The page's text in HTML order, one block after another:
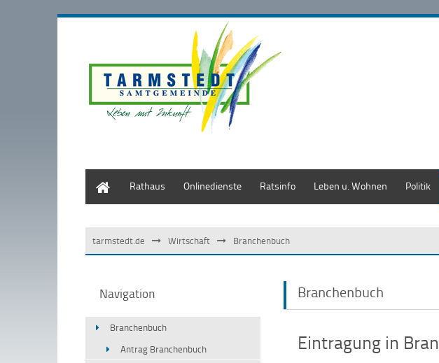
Rathaus Onlinedienste Ratsinfo Leben u. Wohnen Politik
tarmstedt.de Wirtschaft Branchenbuch
Navigation
Branchenbuch
Antrag Branchenbuch
Branchenbuch
Eintragung in